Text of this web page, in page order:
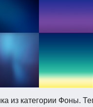
из категории Фоны.